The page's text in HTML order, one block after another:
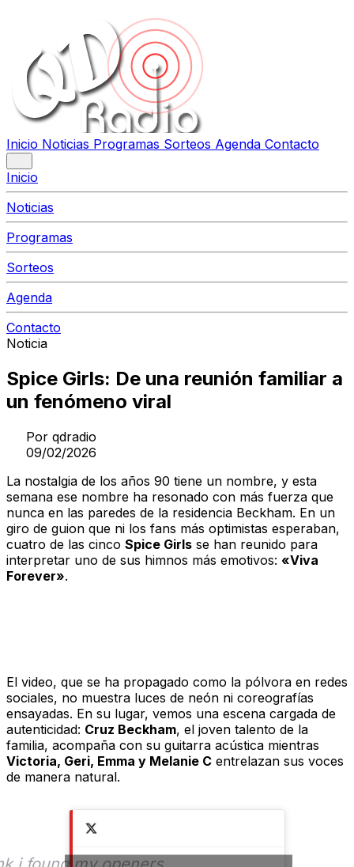
Inicio Noticias Programas Sorteos Agenda Contacto
Inicio
Noticias
Programas
Sorteos
Agenda
Contacto
Noticia
Spice Girls: De una reunión familiar a
un fenómeno viral
Por qdradio
09/02/2026
La nostalgia de los años 90 tiene un nombre, y esta
semana ese nombre ha resonado con más fuerza que
nunca en las paredes de la residencia Beckham. En un
giro de guion que ni los fans más optimistas esperaban,
cuatro de las cinco Spice Girls se han reunido para
interpretar uno de sus himnos más emotivos: «Viva
Forever».
El video, que se ha propagado como la pólvora en redes
sociales, no muestra luces de neón ni coreografías
ensayadas. En su lugar, vemos una escena cargada de
autenticidad: Cruz Beckham, el joven talento de la
familia, acompaña con su guitarra acústica mientras
Victoria, Geri, Emma y Melanie C entrelazan sus voces
de manera natural.